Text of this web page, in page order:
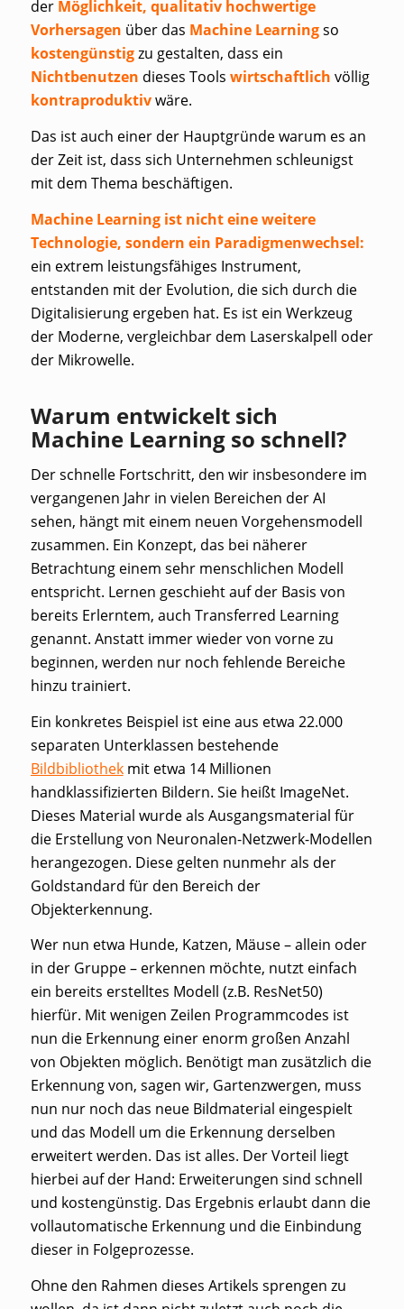
der Möglichkeit, qualitativ hochwertige
Vorhersagen über das Machine Learningso
kostengünstigzu gestalten, dass ein
Nichtbenutzen dieses Tools wirtschaftlich völlig
kontraproduktivwäre.
Das ist auch einer der Hauptgründe warum es an
der Zeit ist, dass sich Unternehmen schleunigst
mit dem Thema beschäftigen.
Machine Learning ist nicht eine weitere
Technologie, sondern ein Paradigmenwechsel:
ein extrem leistungsfähiges Instrument,
entstanden mit der Evolution, die sich durch die
Digitalisierung ergeben hat. Es ist ein Werkzeug
der Moderne, vergleichbar dem Laserskalpell oder
der Mikrowelle.
Warum entwickelt sich
Machine Learning so schnell?
Der schnelle Fortschritt, den wir insbesondere im
vergangenen Jahr in vielen Bereichen der AI
sehen, hängt mit einem neuen Vorgehensmodell
zusammen. Ein Konzept, das bei näherer
Betrachtung einem sehr menschlichen Modell
entspricht. Lernen geschieht auf der Basis von
bereits Erlerntem, auch Transferred Learning
genannt. Anstatt immer wieder von vorne zu
beginnen, werden nur noch fehlende Bereiche
hinzu trainiert.
Ein konkretes Beispiel ist eine aus etwa 22.000
separaten Unterklassen bestehende
Bildbibliothekmit etwa 14 Millionen
handklassifizierten Bildern. Sie heißt ImageNet.
Dieses Material wurde als Ausgangsmaterial für
die Erstellung von Neuronalen-Netzwerk-Modellen
herangezogen. Diese gelten nunmehr als der
Goldstandard für den Bereich der
Objekterkennung.
Wer nun etwa Hunde, Katzen, Mäuse – allein oder
in der Gruppe – erkennen möchte, nutzt einfach
ein bereits erstelltes Modell (z.B. ResNet50)
hierfür. Mit wenigen Zeilen Programmcodes ist
nun die Erkennung einer enorm großen Anzahl
von Objekten möglich. Benötigt man zusätzlich die
Erkennung von, sagen wir, Gartenzwergen, muss
nun nur noch das neue Bildmaterial eingespielt
und das Modell um die Erkennung derselben
erweitert werden. Das ist alles. Der Vorteil liegt
hierbei auf der Hand: Erweiterungen sind schnell
und kostengünstig. Das Ergebnis erlaubt dann die
vollautomatische Erkennung und die Einbindung
dieser in Folgeprozesse.
Ohne den Rahmen dieses Artikels sprengen zu